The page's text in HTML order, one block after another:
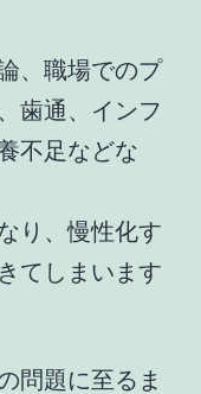
、職場でのプ
歯通、インフ
不足などな
り、慢性化す
てしまいます
問題に至るま